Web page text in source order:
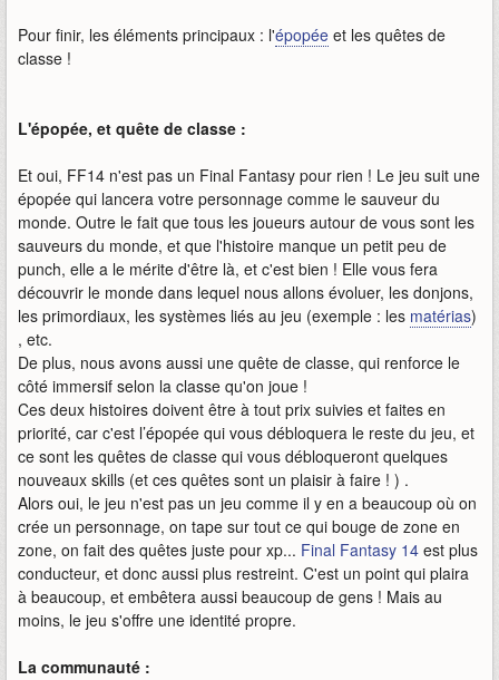
Pour finir, les éléments principaux : l'épopée et les quêtes de
classe !
L'épopée, et quête de classe :
Et oui, FF14 n'est pas un Final Fantasy pour rien ! Le jeu suit une
épopée qui lancera votre personnage comme le sauveur du
monde. Outre le fait que tous les joueurs autour de vous sont les
sauveurs du monde, et que l'histoire manque un petit peu de
punch, elle a le mérite d'être là, et c'est bien ! Elle vous fera
découvrir le monde dans lequel nous allons évoluer, les donjons,
les primordiaux, les systèmes liés au jeu (exemple : les matérias)
, etc.
De plus, nous avons aussi une quête de classe, qui renforce le
côté immersif selon la classe qu'on joue !
Ces deux histoires doivent être à tout prix suivies et faites en
priorité, car c'est l’épopée qui vous débloquera le reste du jeu, et
ce sont les quêtes de classe qui vous débloqueront quelques
nouveaux skills (et ces quêtes sont un plaisir à faire ! ) .
Alors oui, le jeu n'est pas un jeu comme il y en a beaucoup où on
crée un personnage, on tape sur tout ce qui bouge de zone en
zone, on fait des quêtes juste pour xp... Final Fantasy 14 est plus
conducteur, et donc aussi plus restreint. C'est un point qui plaira
à beaucoup, et embêtera aussi beaucoup de gens ! Mais au
moins, le jeu s'offre une identité propre.
La communauté :